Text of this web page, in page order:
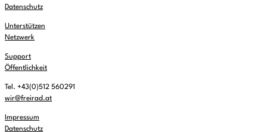
Datenschutz
Unterstützen
Netzwerk
Support
Öffentlichkeit
Tel. +43(0)512 560291
wir@freirad.at
Impressum
Datenschutz